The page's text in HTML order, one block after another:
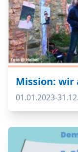
Mission: wir
01.01.2023-